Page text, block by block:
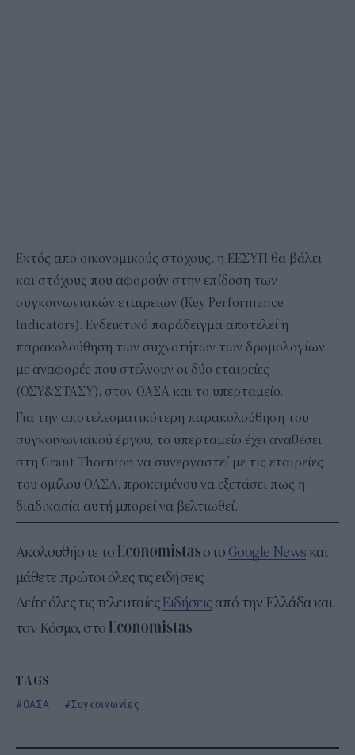
Εκτός από οικονομικούς στόχους, η ΕΕΣΥΠ θα βάλει
και στόχους που αφορούν στην επίδοση των
συγκοινωνιακών εταιρειών (Key Performance
Indicators). Ενδεικτικό παράδειγμα αποτελεί η
παρακολούθηση των συχνοτήτων των δρομολογίων,
με αναφορές που στέλνουν οι δύο εταιρείες
(ΟΣΥ&ΣΤΑΣΥ), στον ΟΑΣΑ και το υπερταμείο.
Για την αποτελεσματικότερη παρακολούθηση του
συγκοινωνιακού έργου, το υπερταμείο έχει αναθέσει
στη Grant Thornton να συνεργαστεί με τις εταιρείες
του ομίλου ΟΑΣΑ, προκειμένου να εξετάσει πως η
διαδικασία αυτή μπορεί να βελτιωθεί.
Ακολουθήστε το στο Google Newsκαι
μάθετε πρώτοι όλες τις ειδήσεις
Δείτε όλες τις τελευταίεςΕιδήσειςαπό την Ελλάδα και
τον Κόσμο, στο
TAGS
ΟΑΣΑ
Συγκοινωνίες